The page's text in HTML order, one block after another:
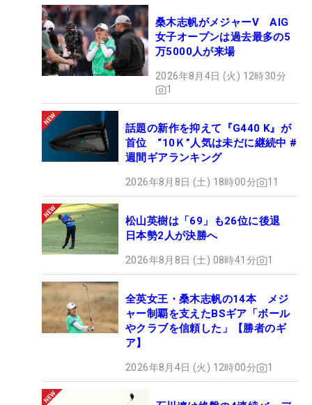
桑木志帆がメジャーV AIG
女子オープンは過去最多の5
万5000人が来場
2026年8月4日 (火) 12時30分
1
話題の新作を抑えて『G440 K』が
首位 “10Ｋ”人気は未だに継続中 #
週間ギアランキング
2026年8月8日 (土) 18時00分 11
松山英樹は「69」も26位に後退
日本勢2人が決勝へ
2026年8月8日 (土) 08時41分 1
全英女王・桑木志帆の14本 メジ
ャー制覇を支えたBSギア「ボール
やクラブを信頼した」【勝者のギ
ア】
2026年8月4日 (火) 12時00分 1